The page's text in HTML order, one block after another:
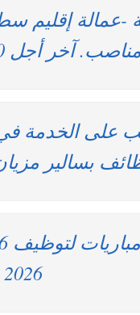
مناصب. آخر أجل 30 ماي 2026
على الخدمة
بسالير
2026